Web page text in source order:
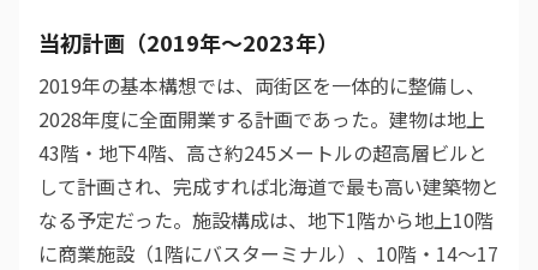
当初計画（2019年〜2023年）
2019年の基本構想では、両街区を一体的に整備し、
2028年度に全面開業する計画であった。建物は地上
43階・地下4階、高さ約245メートルの超高層ビルと
して計画され、完成すれば北海道で最も高い建築物と
なる予定だった。施設構成は、地下1階から地上10階
に商業施設（1階にバスターミナル）、10階・14〜17